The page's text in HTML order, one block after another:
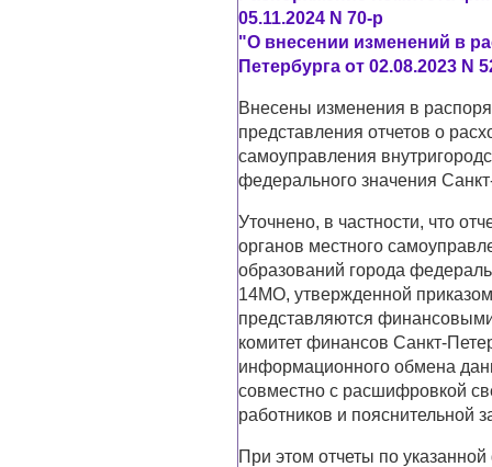
05.11.2024 N 70-р
"О внесении изменений в
Петербурга от 02.08.2023 N
Внесены изменения в
представления отчетов о
самоуправления
федерального значения
Уточнено, в частности, что
органов местного
образований города
14МО, утвержденной
представляются
комитет финансов Санкт-
информационного обмена
совместно с расшифровкой
работников и пояснительной
При этом отчеты по